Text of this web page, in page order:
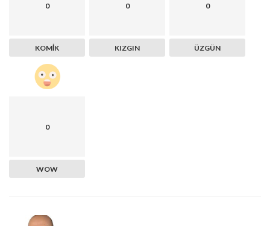
0
KOMIK
0
KIZGIN
0
ÜZGÜN
0
WOW